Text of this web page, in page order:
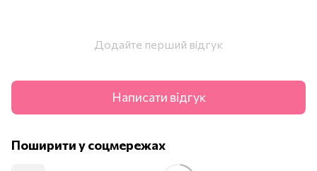
Додайте перший відгук
Написати відгук
Поширити у соцмережах